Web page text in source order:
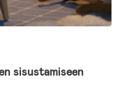
sisustamiseen